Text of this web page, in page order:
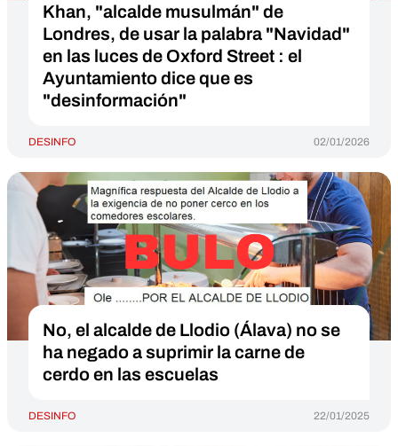
Khan, "alcalde musulmán" de
Londres, de usar la palabra "Navidad"
en las luces de Oxford Street : el
Ayuntamiento dice que es
"desinformación"
DESINFO 02/01/2026
No, el alcalde de Llodio (Álava) no se
ha negado a suprimir la carne de
cerdo en las escuelas
DESINFO 22/01/2025